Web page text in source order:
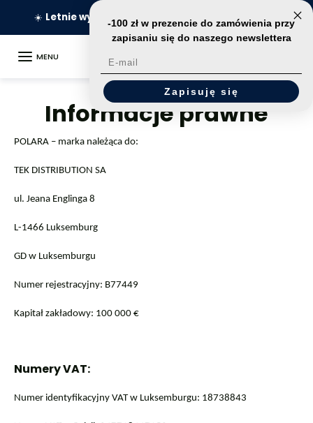
☀️ Letnie wyprzedaże: cena promocyjna 149 €
Wygasają za:
MENU
Informacje prawne
POLARA – marka należąca do:
TEK DISTRIBUTION SA
ul. Jeana Englinga 8
L-1466 Luksemburg
GD w Luksemburgu
Numer rejestracyjny: B77449
Kapitał zakładowy: 100 000 €
Numery VAT:
Numer identyfikacyjny VAT w Luksemburgu: 18738843
-100 zł w prezencie do zamówienia przy
zapisaniu się do naszego newslettera
E-mail
Zapisuję się